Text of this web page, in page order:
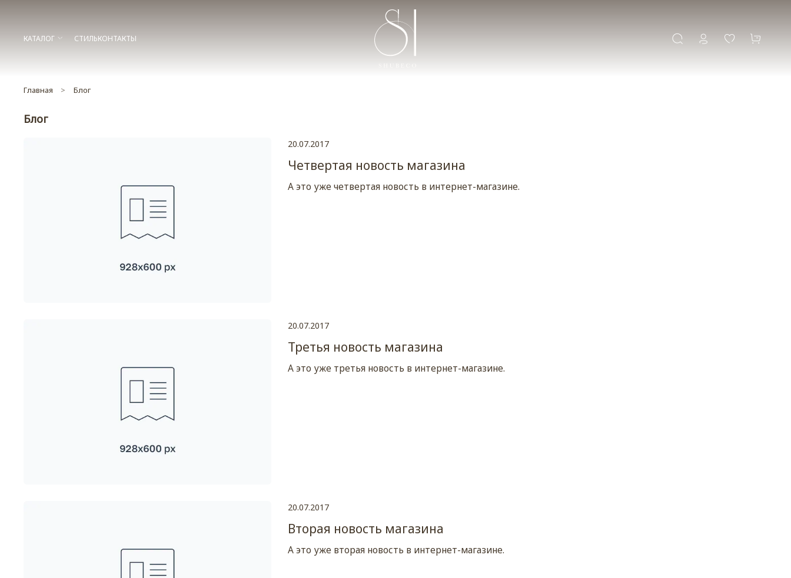
КАТАЛОГ СТИЛЬКОНТАКТЫ
Главная Блог
Блог
Четвертая новость магазина
А это уже четвертая новость в интернет-магазине.
20.07.2017
Третья новость магазина
А это уже третья новость в интернет-магазине.
20.07.2017
Вторая новость магазина
А это уже вторая новость в интернет-магазине.
20.07.2017